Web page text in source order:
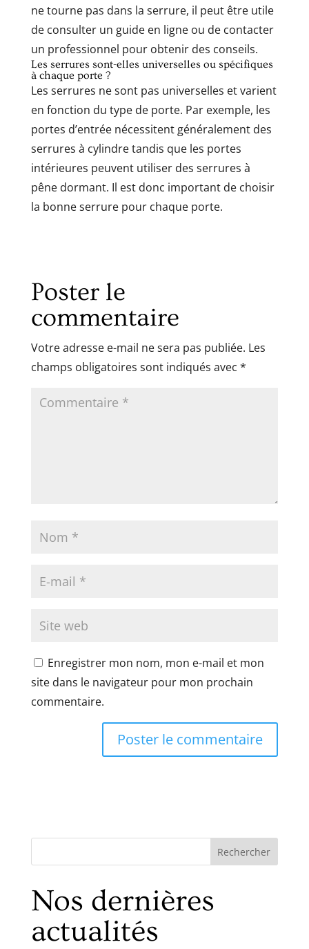
ne tourne pas dans la serrure, il peut être utile
de consulter un guide en ligne ou de contacter
un professionnel pour obtenir des conseils.
Les serrures sont-elles universelles ou spécifiques
à chaque porte ?
Les serrures ne sont pas universelles et varient
en fonction du type de porte. Par exemple, les
portes d’entrée nécessitent généralement des
serrures à cylindre tandis que les portes
intérieures peuvent utiliser des serrures à
pêne dormant. Il est donc important de choisir
la bonne serrure pour chaque porte.
Poster le
commentaire
Votre adresse e-mail ne sera pas publiée. Les
champs obligatoires sont indiqués avec *
Enregistrer mon nom, mon e-mail et mon
site dans le navigateur pour mon prochain
commentaire.
Rechercher
Nos dernières
actualités